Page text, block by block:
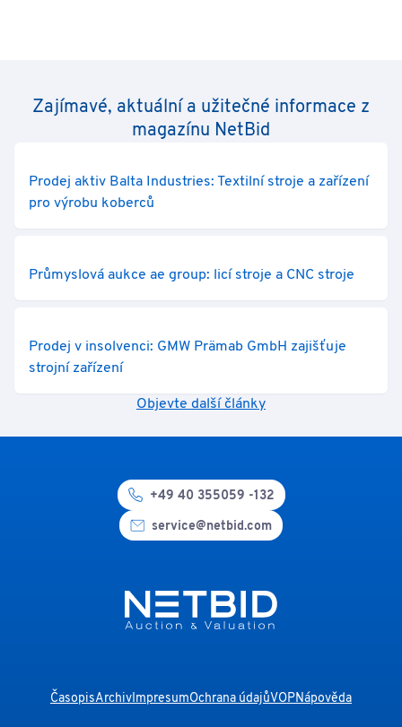
Zajímavé, aktuální a užitečné informace z
magazínu NetBid
Prodej aktiv Balta Industries: Textilní stroje a zařízení
pro výrobu koberců
Průmyslová aukce ae group: licí stroje a CNC stroje
Prodej v insolvenci: GMW Prämab GmbH zajišťuje
strojní zařízení
Objevte další články
+49 40 355059 -132
service@netbid.com
ČasopisArchivImpresumOchrana údajůVOPNápověda